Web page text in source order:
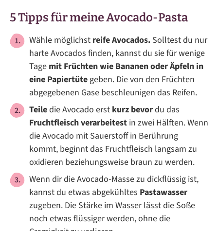
5 Tipps für meine Avocado-Pasta
Wähle möglichst reife Avocados. Solltest du nur
harte Avocados finden, kannst du sie für wenige
Tage mit Früchten wie Bananen oder Äpfeln in
eine Papiertütegeben. Die von den Früchten
abgegebenen Gase beschleunigen das Reifen.
Teiledie Avocado erst kurz bevordu das
Fruchtfleisch verarbeitest in zwei Hälften. Wenn
die Avocado mit Sauerstoff in Berührung
kommt, beginnt das Fruchtfleisch langsam zu
oxidieren beziehungsweise braun zu werden.
Wenn dir die Avocado-Masse zu dickflüssig ist,
kannst du etwas abgekühltes Pastawasser
zugeben. Die Stärke im Wasser lässt die Soße
noch etwas flüssiger werden, ohne die